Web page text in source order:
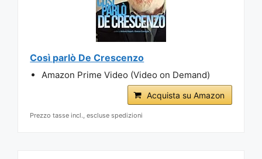
Così parlò De Crescenzo
Amazon Prime Video (Video on Demand)
Acquista su Amazon
Prezzo tasse incl., escluse spedizioni